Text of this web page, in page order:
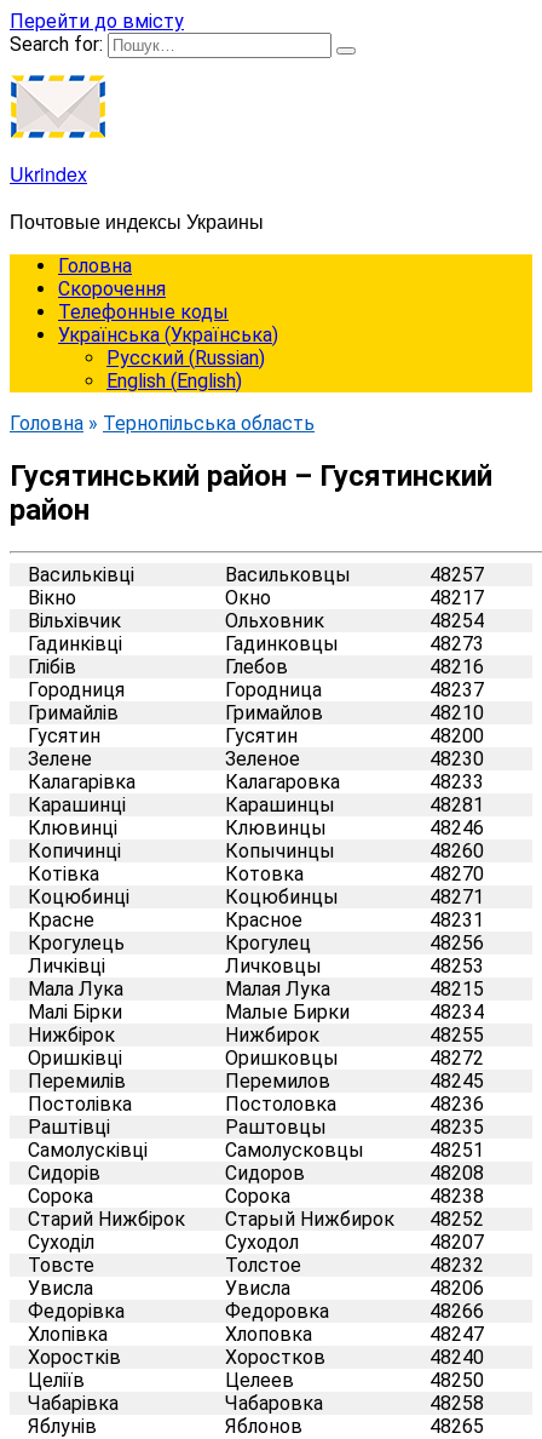
Перейти до вмісту
Search for:
Ukrindex
Почтовые индексы Украины
Головна
Cкорочення
Телефонные коды
Українська (Українська)
Русский (Russian)
English (English)
Головна » Тернопільська область
Гусятинський район – Гусятинский
район
Васильківці Васильковцы
48257
Вікно
Окно
48217
Вільхівчик
Ольховник
48254
Гадинківці
Гадинковцы
48273
Глібів
Глебов
48216
Городниця
Городница
48237
Гримайлів
Гримайлов
48210
Гусятин
Гусятин
48200
Зелене
Зеленое
48230
Калагарівка
Калагаровка
48233
Карашинці
Карашинцы
48281
Клювинці
Клювинцы
48246
Копичинці
Копычинцы
48260
Котівка
Котовка
48270
Коцюбинці
Коцюбинцы
48271
Красне
Красное
48231
Крогулець
Крогулец
48256
Личківці
Личковцы
48253
Мала Лука
Малая Лука
48215
Малі Бірки
Малые Бирки
48234
Нижбірок
Нижбирок
48255
Оришківці
Оришковцы
48272
Перемилів
Перемилов
48245
Постолівка
Постоловка
48236
Раштівці
Раштовцы
48235
Самолусківці
Самолусковцы
48251
Сидорів
Сидоров
48208
Сорока
Сорока
48238
Старий Нижбірок
Старый Нижбирок
48252
Суходіл
Суходол
48207
Товсте
Толстое
48232
Увисла
Увисла
48206
Федорівка
Федоровка
48266
Хлопівка
Хлоповка
48247
Хоростків
Хоростков
48240
Целіїв
Целеев
48250
Чабарівка
Чабаровка
48258
Яблунів
Яблонов 48265